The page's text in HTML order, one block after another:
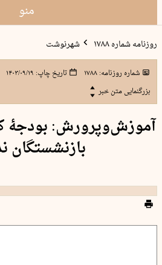
منو
روزنامه شماره ۱۷۸۸ شهرنوشت
شماره روزنامه:۱۷۸۸ تاریخ چاپ: ۱۴۰۳/۰۹/۱۹
بزرگنمایی متن خبر
آموزش‌و‌پرورش: بودجۀ
بازنشستگان